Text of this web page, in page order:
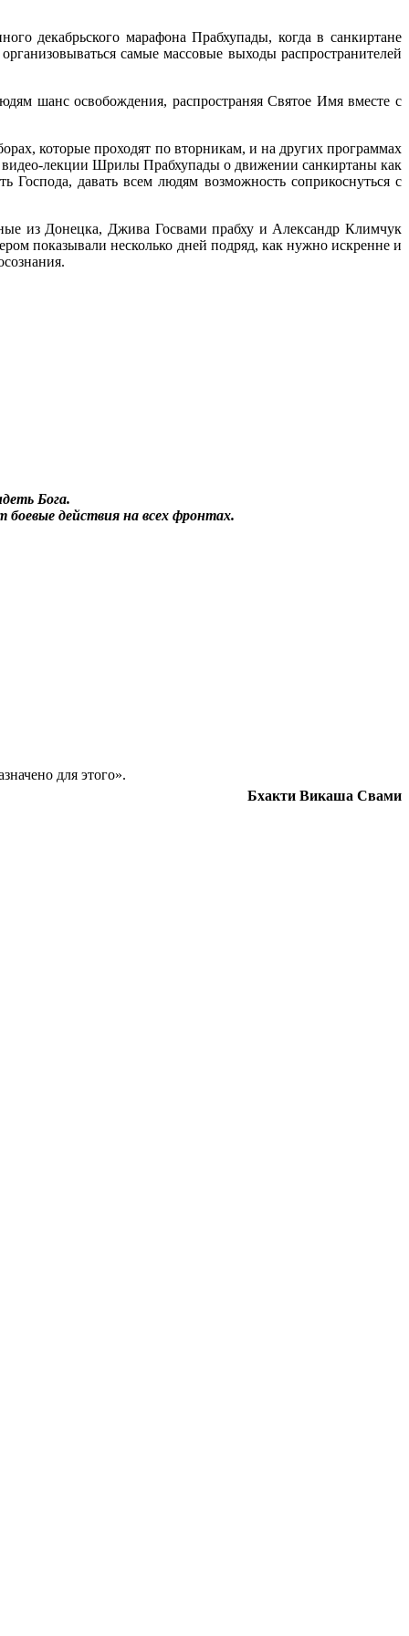
декабрьского марафона Прабхупады, когда в санкиртане
самые массовые выходы распространителей
шанс освобождения, распространяя Святое Имя вместе с
которые проходят по вторникам, и на других программах
видео-лекции Шрилы Прабхупады о движении санкиртаны как
Господа, давать всем людям возможность соприкоснуться с
из Донецка, Джива Госвами прабху и Александр Климчук
показывали несколько дней подряд, как нужно искренне и
Бога.
боевые действия на всех фронтах.
для этого».
Бхакти Викаша Свами